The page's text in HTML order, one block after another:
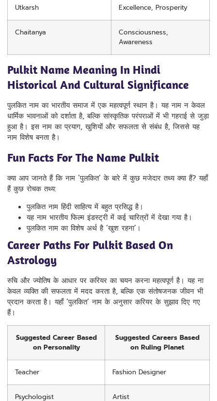
Utkarsh Excellence, Prosperity
Chaitanya
Consciousness,
Awareness
Pulkit Name Meaning In Hindi
Historical And Cultural Significance
पुलकित नाम का भारतीय समाज में एक महत्वपूर्ण स्थान है। यह नाम न केवल
धार्मिक भावनाओं को दर्शाता है, बल्कि सांस्कृतिक परंपराओं में भी गहराई से जुड़ा
हुआ है। इस नाम का प्रयाग, खुशियों और सफलता से संबंध है, जिससे यह
नाम विशेष बनता है।
Fun Facts For The Name Pulkit
क्या आप जानते हैं कि नाम ‘पुलकित’ के बारे में कुछ मजेदार तथ्य क्या हैं? यहाँ
हैं कुछ रोचक तथ्य:
पुलकित नाम हिंदी साहित्य में बहुत प्रसिद्ध है।
यह नाम भारतीय फिल्म इंडस्ट्री में कई चारित्रों में देखा गया है।
पुलकित नाम का विशेष अर्थ है ‘खुश रहना’।
Career Paths For Pulkit Based On
Astrology
रुचि और ज्योतिष के आधार पर करियर का चयन करना महत्वपूर्ण है। यह ना
केवल व्यक्ति की सफलता में मदद करता है, बल्कि एक संतोषजनक जीवन भी
प्रदान करता है। यहाँ ‘पुलकित’ नाम के अनुसार करियर के सुझाव दिए गए
हैं।
Suggested Career Based
on Personality
Suggested Careers Based
on Ruling Planet
Teacher Fashion Designer
Psychologist Artist